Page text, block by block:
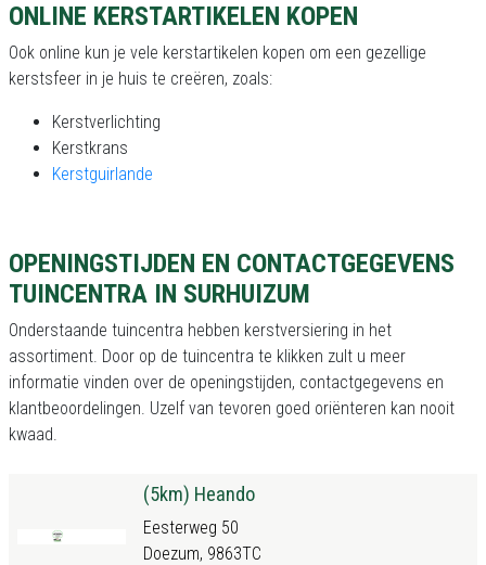
ONLINE KERSTARTIKELEN KOPEN
Ook online kun je vele kerstartikelen kopen om een gezellige
kerstsfeer in je huis te creëren, zoals:
Kerstverlichting
Kerstkrans
Kerstguirlande
OPENINGSTIJDEN EN CONTACTGEGEVENS
TUINCENTRA IN SURHUIZUM
Onderstaande tuincentra hebben kerstversiering in het
assortiment. Door op de tuincentra te klikken zult u meer
informatie vinden over de openingstijden, contactgegevens en
klantbeoordelingen. Uzelf van tevoren goed oriënteren kan nooit
kwaad.
(5km) Heando
Eesterweg 50
Doezum, 9863TC